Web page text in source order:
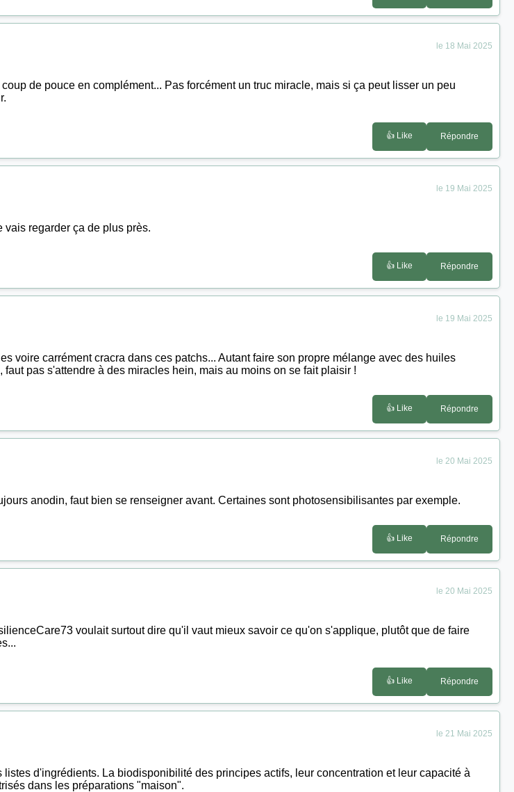
le 18 Mai 2025
de pouce en complément... Pas forcément un truc miracle, mais si ça peut lisser un peu
👍 Like Répondre
le 19 Mai 2025
vais regarder ça de plus près.
👍 Like Répondre
le 19 Mai 2025
voire carrément cracra dans ces patchs... Autant faire son propre mélange avec des huiles
pas s'attendre à des miracles hein, mais au moins on se fait plaisir !
👍 Like Répondre
le 20 Mai 2025
anodin, faut bien se renseigner avant. Certaines sont photosensibilisantes par exemple.
👍 Like Répondre
le 20 Mai 2025
voulait surtout dire qu'il vaut mieux savoir ce qu'on s'applique, plutôt que de faire
👍 Like Répondre
le 21 Mai 2025
d'ingrédients. La biodisponibilité des principes actifs, leur concentration et leur capacité à
dans les préparations "maison".